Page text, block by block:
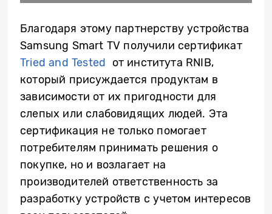
Благодаря этому партнерству устройства
Samsung Smart TV получили сертификат
Tried and Tested от института RNIB,
который присуждается продуктам в
зависимости от их пригодности для
слепых или слабовидящих людей. Эта
сертификация не только помогает
потребителям принимать решения о
покупке, но и возлагает на
производителей ответственность за
разработку устройств с учетом интересов